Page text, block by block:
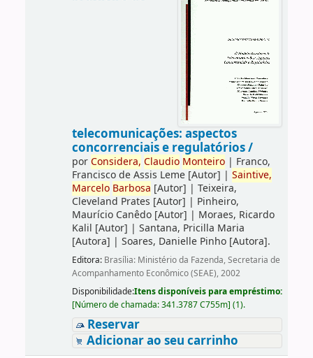
telecomunicações: aspectos
concorrenciais e regulatórios /
porConsidera, Claudio Monteiro| Franco,
Francisco de Assis Leme[Autor] | Saintive,
Marcelo Barbosa [Autor] | Teixeira,
Cleveland Prates [Autor] | Pinheiro,
Maurício Canêdo[Autor] | Moraes, Ricardo
Kalil [Autor] | Santana, Pricilla Maria
[Autora] | Soares, Danielle Pinho[Autora].
Editora: Brasília: Ministério da Fazenda, Secretaria de
Acompanhamento Econômico (SEAE), 2002
Disponibilidade:Itens disponíveis para empréstimo:
[Número de chamada:341.3787 C755m] (1).
Reservar
Adicionar ao seu carrinho